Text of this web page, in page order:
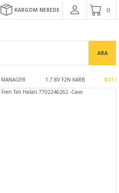
KARGOM NEREDE
ARA
MANAGER 1.7 8V F2N KARB R21